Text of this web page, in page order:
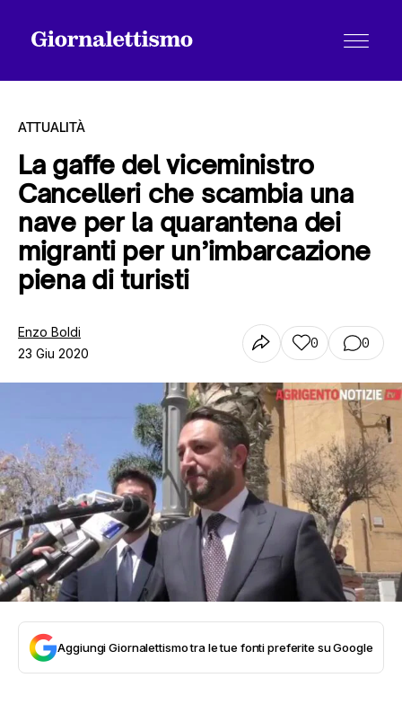
Tutti gli articoli
Chi siamo
Contatti
ATTUALITÀ
La gaffe del viceministro
Cancelleri che scambia una
nave per la quarantena dei
migranti per un’imbarcazione
piena di turisti
Enzo Boldi
23 Giu 2020
0 0
Aggiungi Giornalettismo tra le tue fonti preferite su Google